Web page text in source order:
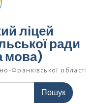
ліцей
ради
мова)
Франківської області